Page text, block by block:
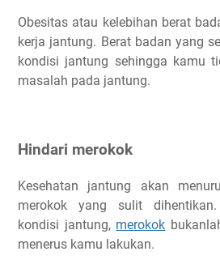
Obesitas atau kelebihan berat
kerja jantung. Berat badan yang
kondisi jantung sehingga kamu
masalah pada jantung.
Hindari merokok
Kesehatan jantung akan
merokok yang sulit
kondisi jantung, merokok
menerus kamu lakukan.